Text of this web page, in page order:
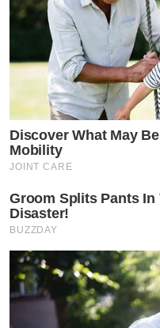
Discover What May
Mobility
JOINT CARE
Groom Splits Pants
Disaster!
BUZZDAY